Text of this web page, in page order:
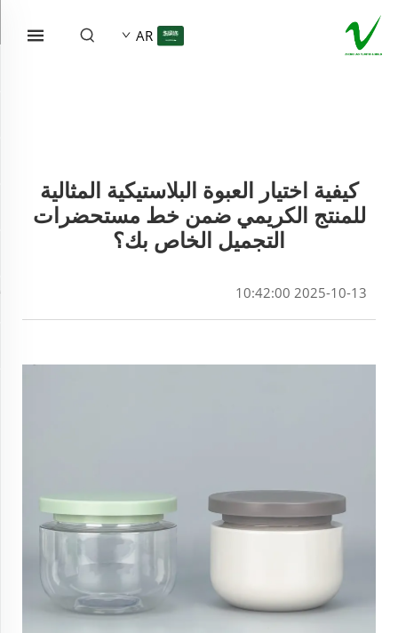
AR
كيفية اختيار العبوة البلاستيكية المثالية
للمنتج الكريمي ضمن خط مستحضرات
التجميل الخاص بك؟
2025-10-13 10:42:00